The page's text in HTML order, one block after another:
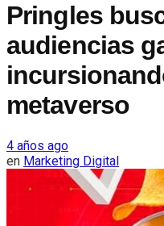
Pringles
audiencias
metaverso
4 años ago
en Marketing Digital